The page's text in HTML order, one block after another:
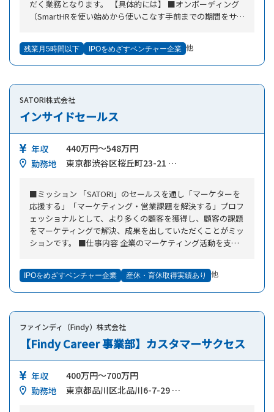
だく業務となります。 【具体的には】 ■オンボーディング
（SmartHRを使い始めから使いこなす手前までの期間をサポ
ーディングが完了したお客様の更なる活用を促進する ■利
用率が低いお客様に対する利用促進の支援 ■お客様に機能
を活用してもらうための施策検討・実行 ■導入プロセスの
■オプション機能の提案、PMM（プロダクトマーケティン
グマネージャー）やセールスと連携したアップセル活動
残業月5時間以下 IPOをめざすベンチャー企業 他
SATORI株式会社
インサイドセールス
年収
440万円～548万円
勤務地
東京都渋谷区桜丘町23-21 …
■ミッション 「SATORI」のセールスを通し「マーケターを
応援する」「マーケティング・営業課題を解決する」プロフ
ェッショナルとして、より多くの顧客を獲得し、顧客の課題
をマーケティングで解決、成果を出していただくことがミッ
ションです。 ■仕事内容 企業のマーケティング活動を支援
セールスに携わっていただきます。同社ツールをフル活用し
てビジネスを拡大中。その機能性・ユーザビリティ・成果・
価値についても、ユーザー視点で提案できることが強みで
集団）を大量に獲得。定期的なセミナー・メール・動画・W
eb広告などによる啓蒙活動を行います。 ▼ （2）インサ
イドセールスが導入を検討中のお客さまから商談の獲得。
▼ （4）カスタマーサクセスグループが運用開始を支援
（コンテンツ、コミュニティなどを通してマーケティング成
IPOをめざすベンチャー企業 産休・育休取得実績あり 他
ファインディ（Findy）株式会社
【Findy Career 事業部】カスタマーサクセス
年収
400万円～700万円
勤務地
東京都品川区北品川6-7-29 …